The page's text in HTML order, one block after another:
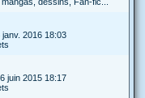
janv. 2016 18:03
juin 2015 18:17